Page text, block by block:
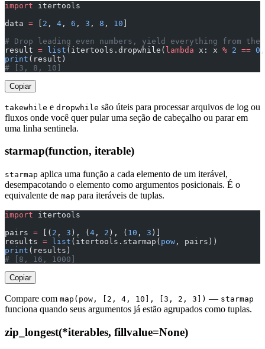
import itertools
data = [ 2 , 4 , 6 , 3 , 8 , 10 ]
# Drop leading even numbers, yield everything from
result = list (itertools.dropwhile( lambda x: x % 2 == 0
print (result)
# [3, 8, 10]
Copiar
takewhile e dropwhile são úteis para processar arquivos de log ou
fluxos onde você quer pular uma seção de cabeçalho ou parar em
uma linha sentinela.
starmap(function, iterable)
starmap aplica uma função a cada elemento de um iterável,
desempacotando o elemento como argumentos posicionais. É o
equivalente de map para iteráveis de tuplas.
import itertools
pairs = [( 2 , 3 ), ( 4 , 2 ), ( 10 , 3 )]
results = list (itertools.starmap( pow , pairs))
print (results)
# [8, 16, 1000]
Copiar
Compare com map(pow, [2, 4, 10], [3, 2, 3]) — starmap
funciona quando seus argumentos já estão agrupados como tuplas.
zip_longest(*iterables, fillvalue=None)